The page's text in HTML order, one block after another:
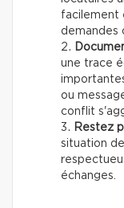
facilement
demandes
une trace
ou
conflit
Restez
situation
échanges.